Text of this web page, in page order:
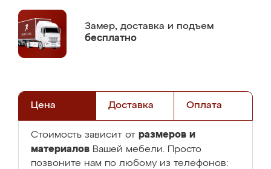
Замер, доставка и подъем
бесплатно
Цена Доставка Оплата
Стоимость зависит от размеров и
материалов Вашей мебели. Просто
позвоните нам по любому из телефонов: